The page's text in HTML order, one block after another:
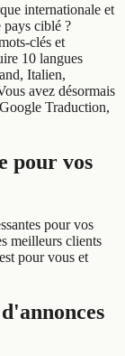
internationale et
pays ciblé ?
clés et
10 langues
Italien,
avez désormais
Traduction,
pour vos
pour vos
meilleurs clients
pour vous et